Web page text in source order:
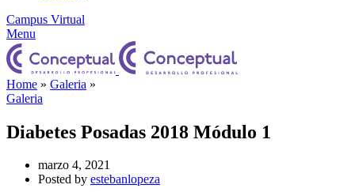
Campus Virtual
Menu
Home » Galeria »
Galeria
Diabetes Posadas 2018 Módulo 1
marzo 4, 2021
Posted by estebanlopeza